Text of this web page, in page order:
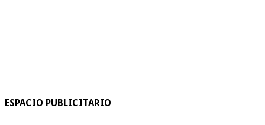
ESPACIO PUBLICITARIO